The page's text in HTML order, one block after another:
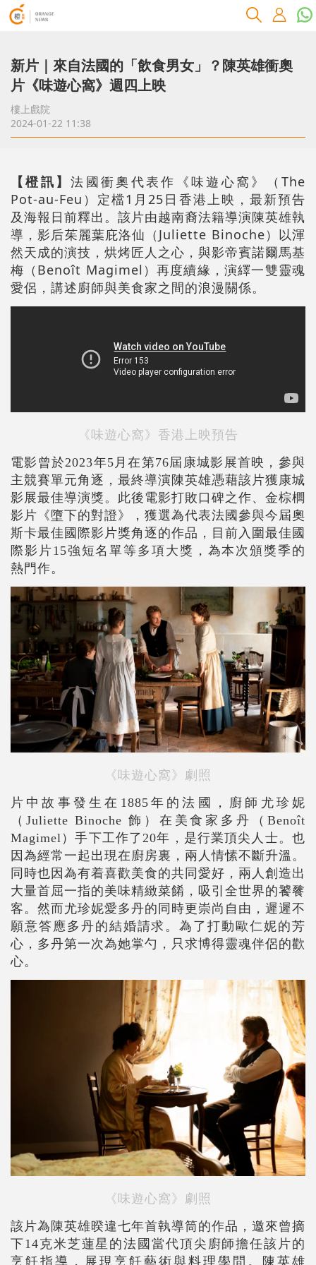
新片｜來自法國的「飲食男女」？陳英雄衝奧
片《味遊心窩》週四上映
樓上戲院
2024-01-22 11:38
【橙訊】法國衝奧代表作《味遊心窩》（The
Pot-au-Feu）定檔1月25日香港上映，最新預告
及海報日前釋出。該片由越南裔法籍導演陳英雄執
導，影后茱麗葉庇洛仙（Juliette Binoche）以渾
然天成的演技，烘烤匠人之心，與影帝賓諾爾馬基
梅（Benoît Magimel）再度續緣，演繹一雙靈魂
愛侶，講述廚師與美食家之間的浪漫關係。
《味遊心窩》香港上映預告
電影曾於2023年5月在第76屆康城影展首映，參與
主競賽單元角逐，最終導演陳英雄憑藉該片獲康城
影展最佳導演獎。此後電影打敗口碑之作、金棕櫚
影片《墮下的對證》，獲選為代表法國參與今屆奧
斯卡最佳國際影片獎角逐的作品，目前入圍最佳國
際影片15強短名單等多項大獎，為本次頒獎季的
熱門作。
《味遊心窩》劇照
片中故事發生在1885年的法國，廚師尤珍妮
（Juliette Binoche 飾）在美食家多丹（Benoît
Magimel）手下工作了20年，是行業頂尖人士。也
因為經常一起出現在廚房裏，兩人情愫不斷升溫。
同時也因為有着喜歡美食的共同愛好，兩人創造出
大量首屈一指的美味精緻菜餚，吸引全世界的饕餮
客。然而尤珍妮愛多丹的同時更崇尚自由，遲遲不
願意答應多丹的結婚請求。為了打動歐仁妮的芳
心，多丹第一次為她掌勺，只求博得靈魂伴侶的歡
心。
《味遊心窩》劇照
該片為陳英雄暌違七年首執導筒的作品，邀來曾摘
下14克米芝蓮星的法國當代頂尖廚師擔任該片的
烹飪指導，展現烹飪藝術與料理學問。陳英雄